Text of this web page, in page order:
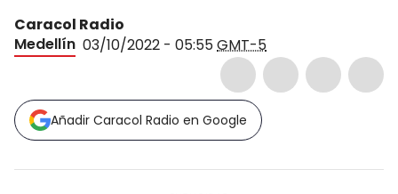
Caracol Radio
Medellín 03/10/2022 - 05:55GMT-5
Añadir Caracol Radio en Google